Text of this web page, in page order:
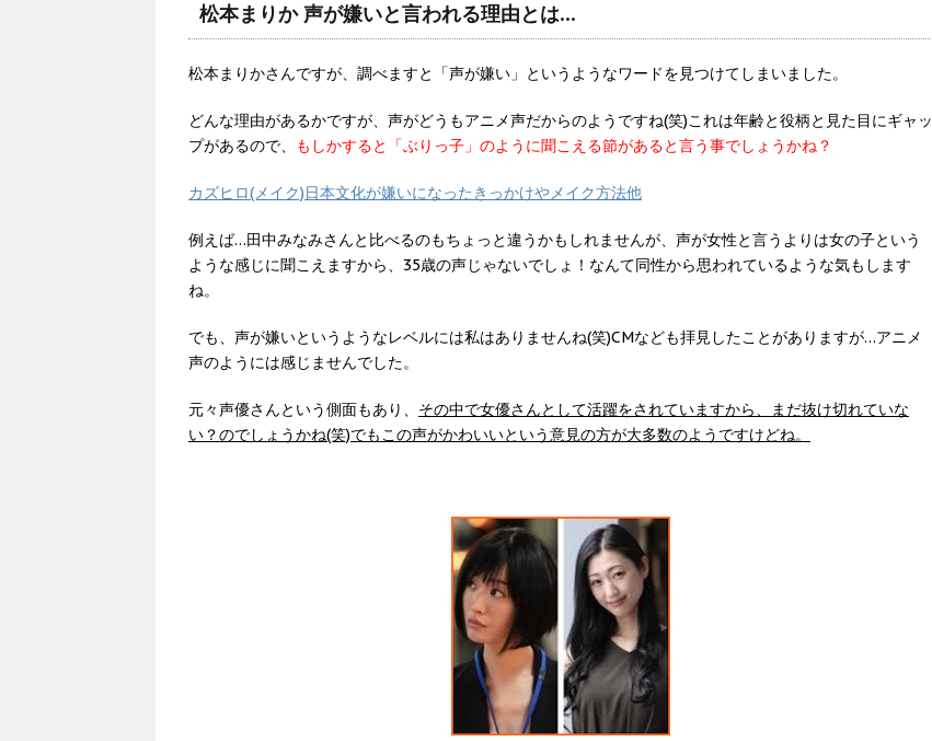
松本まりか 声が嫌いと言われる理由とは…
松本まりかさんですが、調べますと「声が嫌い」というようなワードを見つけてしまいました。
どんな理由があるかですが、声がどうもアニメ声だからのようですね(笑)これは年齢と役柄と見た目にギャッ
プがあるので、
もしかすると「ぶりっ子」のように聞こえる節があると言う事でしょうかね？
カズヒロ(メイク)日本文化が嫌いになったきっかけやメイク方法他
例えば…田中みなみさんと比べるのもちょっと違うかもしれませんが、声が女性と言うよりは女の子という
ような感じに聞こえますから、35歳の声じゃないでしょ！なんて同性から思われているような気もします
ね。
でも、声が嫌いというようなレベルには私はありませんね(笑)CMなども拝見したことがありますが…アニメ
声のようには感じませんでした。
元々声優さんという側面もあり、 その中で女優さんとして活躍をされていますから、まだ抜け切れていな
い？のでしょうかね(笑)でもこの声がかわいいという意見の方が大多数のようですけどね。